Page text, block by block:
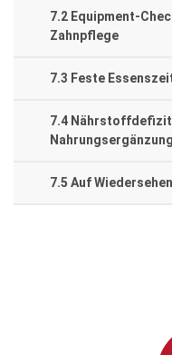
7.2 Equipment-
Zahnpflege
7.3 Feste
7.4
7.5 Auf